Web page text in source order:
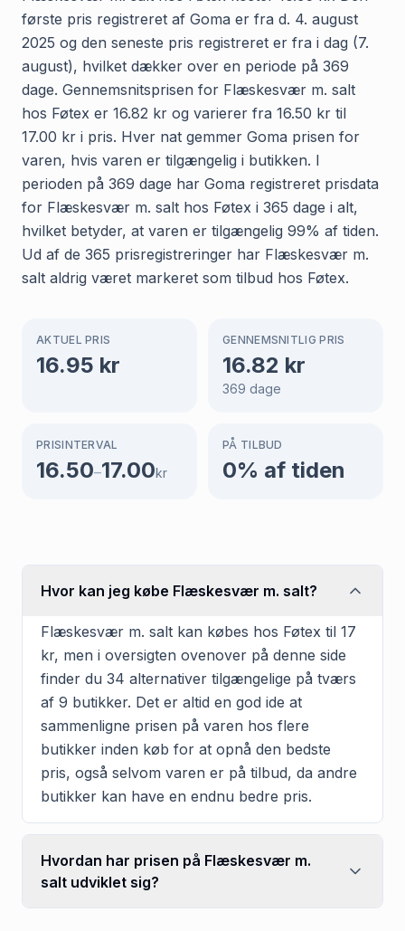
første pris registreret af Goma er fra d. 4. august
2025 og den seneste pris registreret er fra i dag (7.
august), hvilket dækker over en periode på 369
dage. Gennemsnitsprisen for Flæskesvær m. salt
hos Føtex er 16.82 kr og varierer fra 16.50 kr til
17.00 kr i pris. Hver nat gemmer Goma prisen for
varen, hvis varen er tilgængelig i butikken. I
perioden på 369 dage har Goma registreret prisdata
for Flæskesvær m. salt hos Føtex i 365 dage i alt,
hvilket betyder, at varen er tilgængelig 99% af tiden.
Ud af de 365 prisregistreringer har Flæskesvær m.
salt aldrig været markeret som tilbud hos Føtex.
AKTUEL PRIS
16.95 kr
GENNEMSNITLIG PRIS
16.82 kr
369 dage
PRISINTERVAL
16.50–17.00kr
PÅ TILBUD
0% af tiden
Hvor kan jeg købe Flæskesvær m. salt?
Flæskesvær m. salt kan købes hos Føtex til 17
kr, men i oversigten ovenover på denne side
finder du 34 alternativer tilgængelige på tværs
af 9 butikker. Det er altid en god ide at
sammenligne prisen på varen hos flere
butikker inden køb for at opnå den bedste
pris, også selvom varen er på tilbud, da andre
butikker kan have en endnu bedre pris.
Hvordan har prisen på Flæskesvær m.
salt udviklet sig?